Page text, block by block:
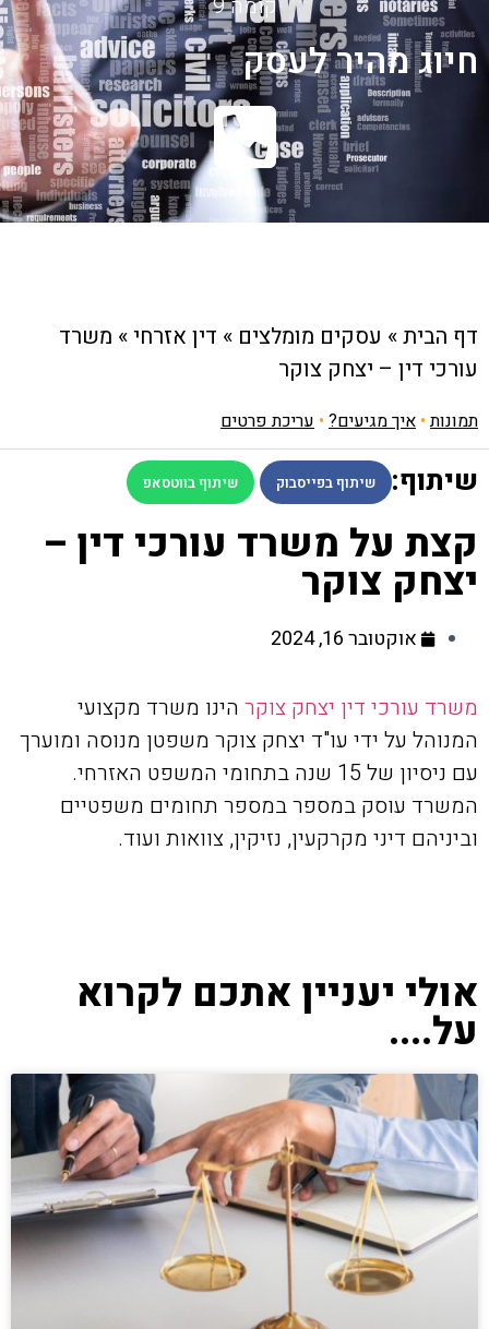
חיוג מהיר לעסק
דף הבית» עסקים מומלצים » דין אזרחי» משרד
עורכי דין – יצחק צוקר
תמונות• איך מגיעים? • עריכת פרטים
שיתוף: שיתוף בפייסבוק שיתוף בווטסאפ
קצת על משרד עורכי דין –
יצחק צוקר
אוקטובר 16, 2024
משרד עורכי דין יצחק צוקר הינו משרד מקצועי
המנוהל על ידי עו"ד יצחק צוקר משפטן מנוסה ומוערך
עם ניסיון של 15 שנה בתחומי המשפט האזרחי.
המשרד עוסק במספר במספר תחומים משפטיים
וביניהם דיני מקרקעין, נזיקין, צוואות ועוד.
אולי יעניין אתכם לקרוא
על....